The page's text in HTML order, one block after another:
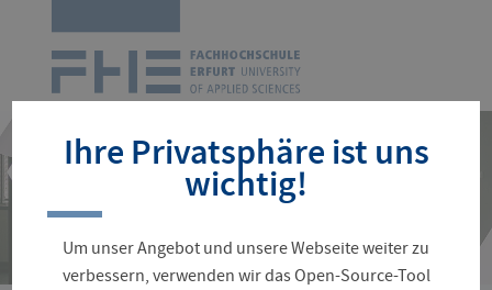
überspringenIhre Privatsphäre ist uns
wichtig!
Um unser Angebot und unsere Webseite weiter zu
verbessern, verwenden wir das Open-Source-Tool